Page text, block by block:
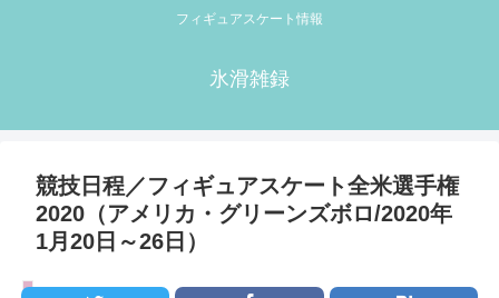
フィギュアスケート情報
氷滑雑録
競技日程／フィギュアスケート全米選手権
2020（アメリカ・グリーンズボロ/2020年
1月20日～26日）